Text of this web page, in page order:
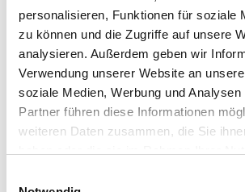
personalisieren, Funktionen für soziale
zu können und die Zugriffe auf unsere
analysieren. Außerdem geben wir
Verwendung unserer Website an
soziale Medien, Werbung und
Partner führen diese Informationen
weiteren Daten zusammen, die Sie
unsererDatenschutzerklärung
schneller Mahlgutwechsel
besonders
sehr einfache und sichere
Die Korbmühle TML ist in folgenden
erhältlich: